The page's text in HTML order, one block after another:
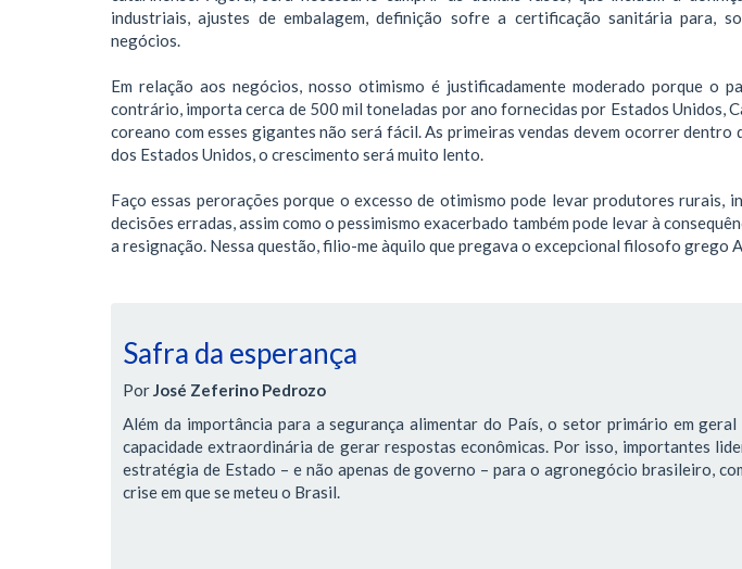
industriais, ajustes de embalagem, definição sofre a certificação sanitária para,
negócios.
Em relação aos negócios, nosso otimismo é justificadamente moderado porque o
contrário, importa cerca de 500 mil toneladas por ano fornecidas por Estados Unidos,
coreano com esses gigantes não será fácil. As primeiras vendas devem ocorrer dentro
dos Estados Unidos, o crescimento será muito lento.
Faço essas perorações porque o excesso de otimismo pode levar produtores rurais,
decisões erradas, assim como o pessimismo exacerbado também pode levar à
a resignação. Nessa questão, filio-me àquilo que pregava o excepcional filosofo grego
Safra da esperança
PorJosé Zeferino Pedrozo
Além da importância para a segurança alimentar do País, o setor primário em
capacidade extraordinária de gerar respostas econômicas. Por isso, importantes
estratégia de Estado – e não apenas de governo – para o agronegócio brasileiro,
crise em que se meteu o Brasil.